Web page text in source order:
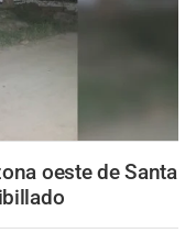
oeste de Santa